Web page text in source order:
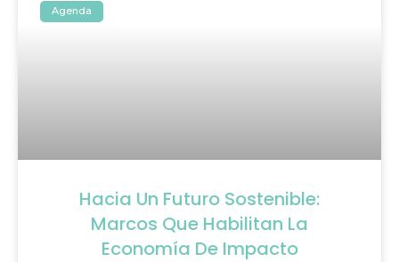
Agenda
Hacia Un Futuro Sostenible:
Marcos Que Habilitan La
Economía De Impacto